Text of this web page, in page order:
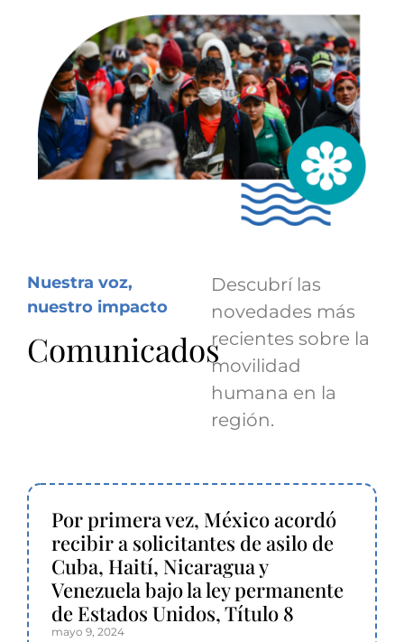
Nuestra voz,
nuestro impacto
Comunicados
Descubrí las
novedades más
recientes sobre la
movilidad
humana en la
región.
Por primera vez, México acordó
recibir a solicitantes de asilo de
Cuba, Haití, Nicaragua y
Venezuela bajo la ley permanente
de Estados Unidos, Título 8
mayo 9, 2024